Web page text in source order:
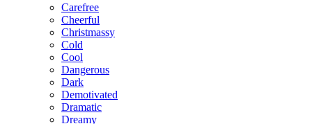
Carefree
Cheerful
Christmassy
Cold
Cool
Dangerous
Dark
Demotivated
Dramatic
Dreamy